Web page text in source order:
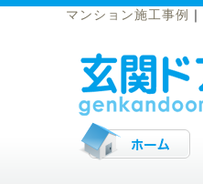
マンション施工事例